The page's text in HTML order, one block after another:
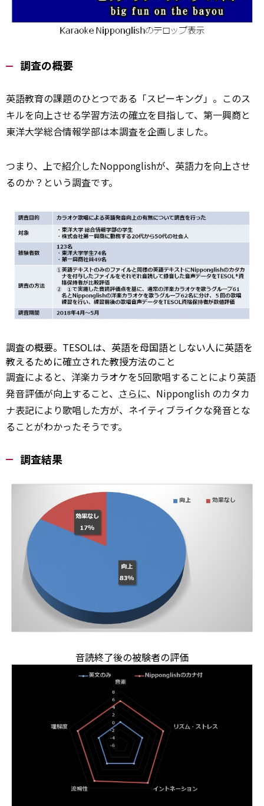
調査の概要
英語教育の課題のひとつである「スピーキング」。このス
キルを向上させる学習方法の確立を目指して、第一興商と
東洋大学総合情報学部は本調査を企画しました。
つまり、上で紹介したNopponglishが、英語力を向上させ
るのか？という調査です。
調査の概要。TESOLは、英語を母国語としない人に英語を
教えるために確立された教授方法のこと
調査によると、洋楽カラオケを5回歌唱することにより英語
発音評価が向上すること、 さらに、Nipponglish のカタカ
ナ表記により歌唱した方が、ネイティブライクな発音とな
ることがわかったそうです。
調査結果
音読終了後の被験者の評価